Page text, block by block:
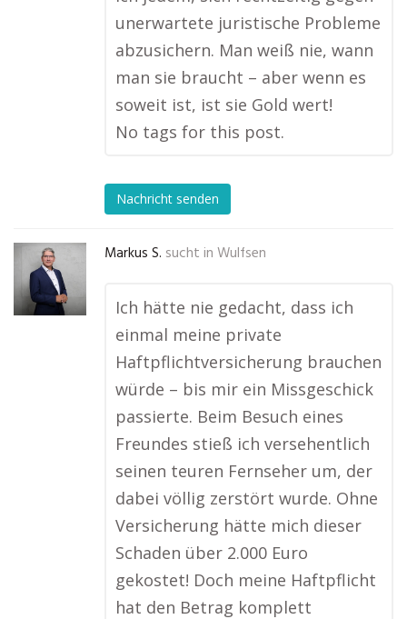
unerwartete juristische Probleme
abzusichern. Man weiß nie, wann
man sie braucht – aber wenn es
soweit ist, ist sie Gold wert!
No tags for this post.
Nachricht senden
Markus S. sucht in Wulfsen
Ich hätte nie gedacht, dass ich
einmal meine private
Haftpflichtversicherung brauchen
würde – bis mir ein Missgeschick
passierte. Beim Besuch eines
Freundes stieß ich versehentlich
seinen teuren Fernseher um, der
dabei völlig zerstört wurde. Ohne
Versicherung hätte mich dieser
Schaden über 2.000 Euro
gekostet! Doch meine Haftpflicht
hat den Betrag komplett